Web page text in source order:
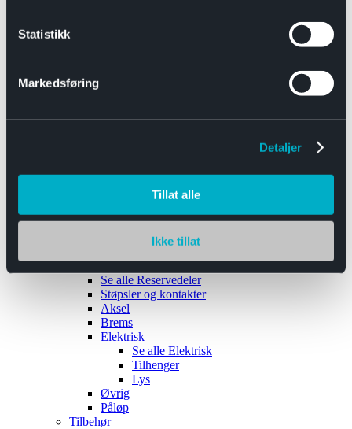
Statistikk
Markedsføring
Detaljer
Tillat alle
Ikke tillat
Båthengere
Reservedeler
Se alle Reservedeler
Støpsler og kontakter
Aksel
Brems
Elektrisk
Se alle Elektrisk
Tilhenger
Lys
Øvrig
Påløp
Tilbehør